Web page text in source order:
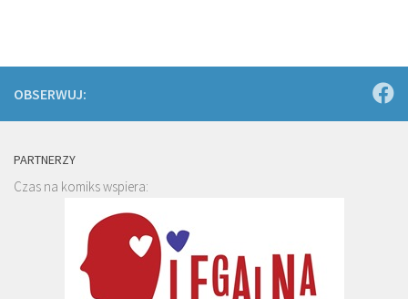
OBSERWUJ:
PARTNERZY
Czas na komiks wspiera: